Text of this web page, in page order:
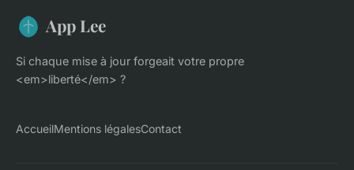
App Lee
Si chaque mise à jour forgeait votre propre
<em>liberté</em> ?
AccueilMentions légalesContact